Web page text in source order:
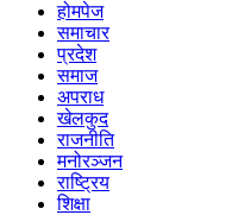
होमपेज
समाचार
प्रदेश
समाज
अपराध
खेलकुद
राजनीति
मनोरञ्जन
राष्ट्रिय
शिक्षा